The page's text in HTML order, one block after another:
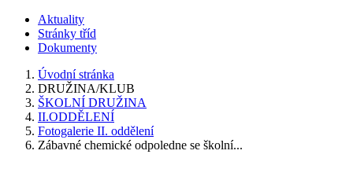
Aktuality
Stránky tříd
Dokumenty
Úvodní stránka
DRUŽINA/KLUB
ŠKOLNÍ DRUŽINA
II.ODDĚLENÍ
Fotogalerie II. oddělení
Zábavné chemické odpoledne se školní...